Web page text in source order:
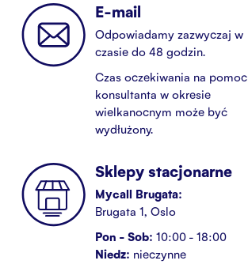
E-mail
Odpowiadamy zazwyczaj w
czasie do 48 godzin.
Czas oczekiwania na pomoc
konsultanta w okresie
wielkanocnym może być
wydłużony.
Sklepy stacjonarne
Mycall Brugata:
Brugata 1, Oslo
Pon - Sob: 10:00 - 18:00
Niedz: nieczynne